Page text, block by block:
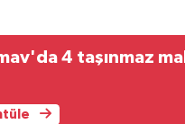
4 taşınmaz